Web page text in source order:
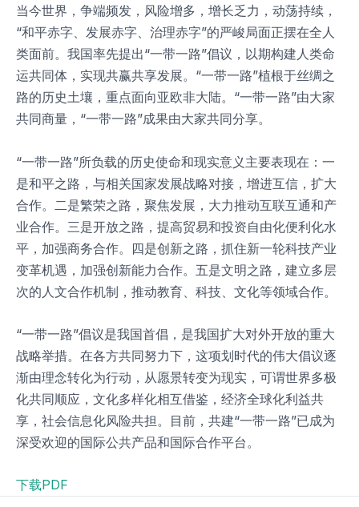
当今世界，争端频发，风险增多，增长乏力，动荡持续，
“和平赤字、发展赤字、治理赤字”的严峻局面正摆在全人
类面前。我国率先提出“一带一路”倡议，以期构建人类命
运共同体，实现共赢共享发展。“一带一路”植根于丝绸之
路的历史土壤，重点面向亚欧非大陆。“一带一路”由大家
共同商量，“一带一路”成果由大家共同分享。
“一带一路”所负载的历史使命和现实意义主要表现在：一
是和平之路，与相关国家发展战略对接，增进互信，扩大
合作。二是繁荣之路，聚焦发展，大力推动互联互通和产
业合作。三是开放之路，提高贸易和投资自由化便利化水
平，加强商务合作。四是创新之路，抓住新一轮科技产业
变革机遇，加强创新能力合作。五是文明之路，建立多层
次的人文合作机制，推动教育、科技、文化等领域合作。
“一带一路”倡议是我国首倡，是我国扩大对外开放的重大
战略举措。在各方共同努力下，这项划时代的伟大倡议逐
渐由理念转化为行动，从愿景转变为现实，可谓世界多极
化共同顺应，文化多样化相互借鉴，经济全球化利益共
享，社会信息化风险共担。目前，共建“一带一路”已成为
深受欢迎的国际公共产品和国际合作平台。
下载PDF